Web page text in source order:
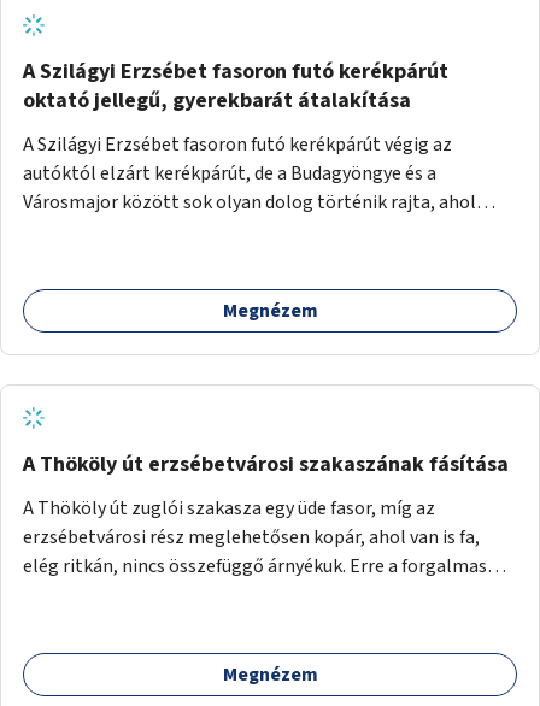
A Szilágyi Erzsébet fasoron futó kerékpárút
oktató jellegű, gyerekbarát átalakítása
A Szilágyi Erzsébet fasoron futó kerékpárút végig az
autóktól elzárt kerékpárút, de a Budagyöngye és a
Városmajor között sok olyan dolog történik rajta, ahol
ötletem az, hogy ezt a szakaszt egy oktató jellegű,
bemutató kerékpárúttá varázsoljuk, ahol a gyerekek a valós
sok gyerekkel közlekedő szülőt látni nap, mint, nap, sok az
iskola, óvoda a környéken. Dupla kitáblázásokkal,
fényvisszaverős táblákkal, az aszfalt erősebb színre
ötletet.
Megnézem
A Thököly út erzsébetvárosi szakaszának fásítása
A Thököly út zuglói szakasza egy üde fasor, míg az
erzsébetvárosi rész meglehetősen kopár, ahol van is fa,
elég ritkán, nincs összefüggő árnyékuk. Erre a forgalmas
szükség.
Megnézem